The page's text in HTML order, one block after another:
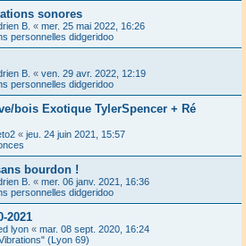
sonores
B. « mer. 25 mai 2022, 16:26
personnelles didgeridoo
B. « ven. 29 avr. 2022, 12:19
personnelles didgeridoo
bois Exotique TylerSpencer + Ré
« jeu. 24 juin 2021, 15:57
bourdon !
B. « mer. 06 janv. 2021, 16:36
personnelles didgeridoo
2021
lyon « mar. 08 sept. 2020, 16:24
(Lyon 69)